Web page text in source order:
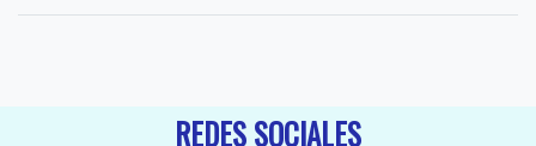
REDES SOCIALES